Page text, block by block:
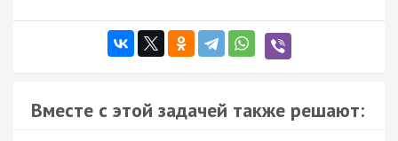
Вместе с этой задачей также решают: